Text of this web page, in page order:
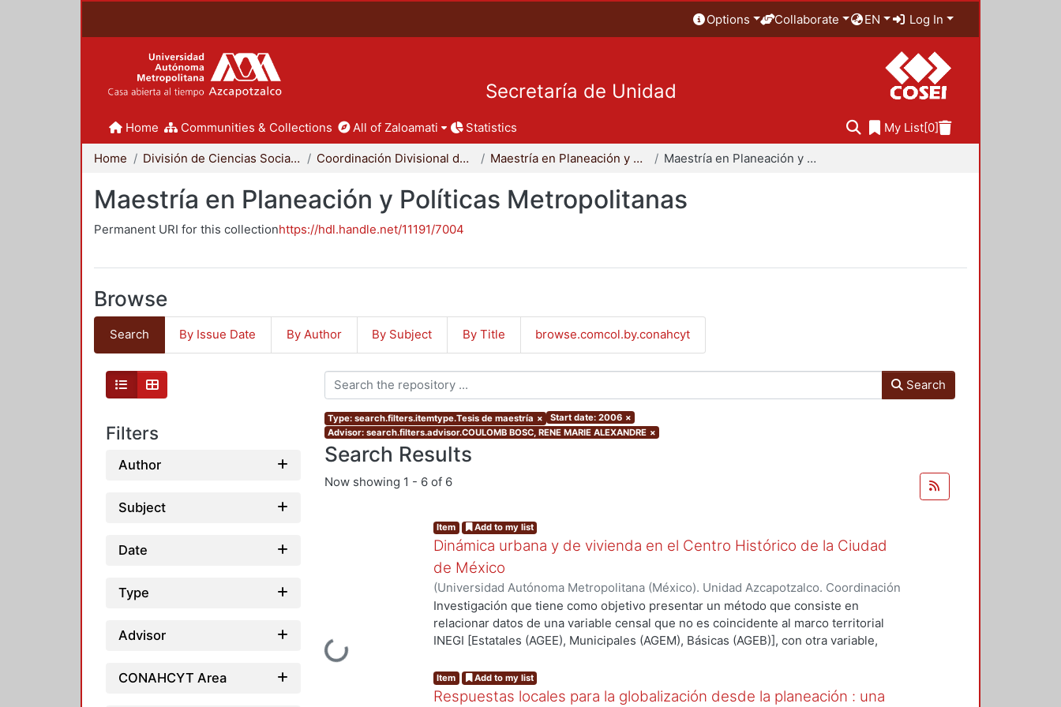
Options Collaborate EN Log In
Secretaría de Unidad
Home Communities & Collections All of Zaloamati Statistics My List[0]
Home División de Ciencias Sociales y Humanidades Coordinación Divisional de Posgrado Maestría en Planeación y Políticas Metropolitanas Maestría en Planeación y Políticas Metropolitanas
Maestría en Planeación y Políticas Metropolitanas
Permanent URI for this collectionhttps://hdl.handle.net/11191/7004
Browse
Search By Issue Date By Author By Subject By Title browse.comcol.by.conahcyt
Filters
Author
Subject
Date
Type
Advisor
CONAHCYT Area
Search
Type: search.filters.itemtype.Tesis de maestría × Start date: 2006 ×
Advisor: search.filters.advisor.COULOMB BOSC, RENE MARIE ALEXANDRE ×
Search Results
Now showing 1 - 6 of 6
Loading...
Item Add to my list
Dinámica urbana y de vivienda en el Centro Histórico de la Ciudad
de México
(Universidad Autónoma Metropolitana (México). Unidad Azcapotzalco. Coordinación
de Servicios de Información., 2012-07 )LARA MILLAN, ALBERTO
Investigación que tiene como objetivo presentar un método que consiste en
relacionar datos de una variable censal que no es coincidente al marco territorial
INEGI [Estatales (AGEE), Municipales (AGEM), Básicas (AGEB)], con otra variable,
superficie que se está analizando, ya que uno de los problemas recurrentes en las
ciencias sociales deriva del uso de datos que no son suficientemente
Item Add to my list
Respuestas locales para la globalización desde la planeación : una